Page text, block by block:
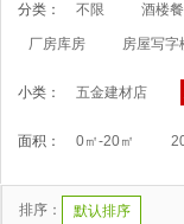
分类： 不限 酒楼
厂房库房 房屋写字
小类： 五金建材店
面积： 0㎡-20㎡
排序： 默认排序